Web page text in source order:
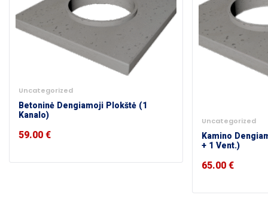
Uncategorized
Betoninė Dengiamoji Plokštė (1
Kanalo)
59.00€
Uncategorized
Kamino
+ 1 Vent.)
65.00€